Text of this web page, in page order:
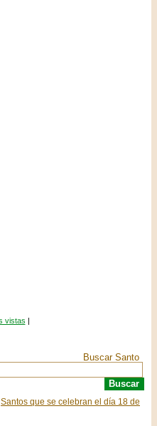
vistas |
Buscar Santo
Santos que se celebran el día 18 de